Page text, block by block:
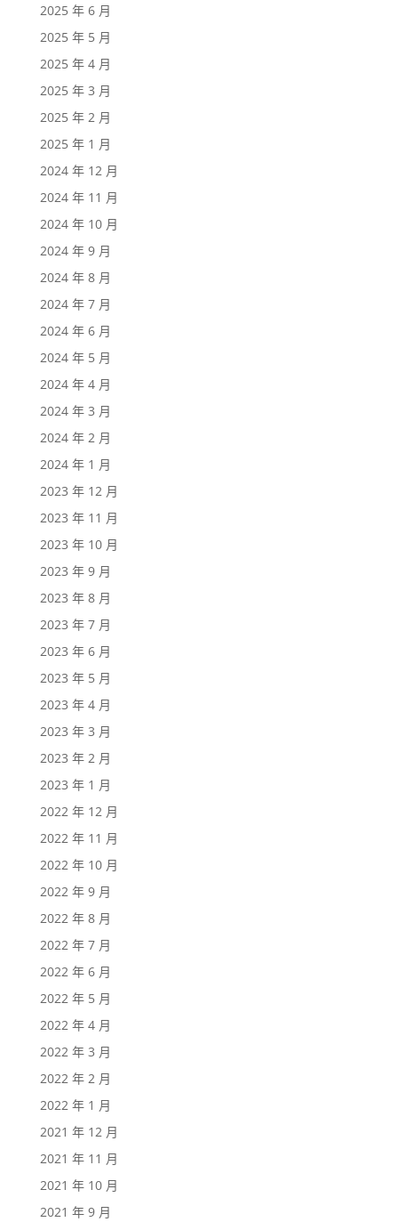
2025 年 6 月
2025 年 5 月
2025 年 4 月
2025 年 3 月
2025 年 2 月
2025 年 1 月
2024 年 12 月
2024 年 11 月
2024 年 10 月
2024 年 9 月
2024 年 8 月
2024 年 7 月
2024 年 6 月
2024 年 5 月
2024 年 4 月
2024 年 3 月
2024 年 2 月
2024 年 1 月
2023 年 12 月
2023 年 11 月
2023 年 10 月
2023 年 9 月
2023 年 8 月
2023 年 7 月
2023 年 6 月
2023 年 5 月
2023 年 4 月
2023 年 3 月
2023 年 2 月
2023 年 1 月
2022 年 12 月
2022 年 11 月
2022 年 10 月
2022 年 9 月
2022 年 8 月
2022 年 7 月
2022 年 6 月
2022 年 5 月
2022 年 4 月
2022 年 3 月
2022 年 2 月
2022 年 1 月
2021 年 12 月
2021 年 11 月
2021 年 10 月
2021 年 9 月